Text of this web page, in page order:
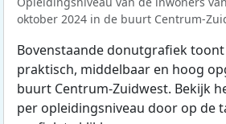
oktober 2024 in de buurt Centrum-
Bovenstaande donutgrafiek
praktisch, middelbaar en hoog
buurt Centrum-Zuidwest. Bekijk
per opleidingsniveau door op de